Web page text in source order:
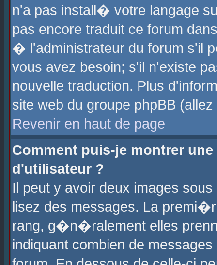
n'a pas install� votre langage
pas encore traduit ce forum
� l'administrateur du forum s'il
vous avez besoin; s'il n'existe
nouvelle traduction. Plus
site web du groupe phpBB
Revenir en haut de page
Comment puis-je montrer
d'utilisateur ?
Il peut y avoir deux images
lisez des messages. La
rang, g�n�ralement elles
indiquant combien de